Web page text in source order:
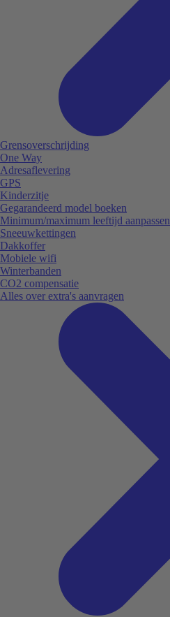
Grensoverschrijding
One Way
Adresaflevering
GPS
Kinderzitje
Gegarandeerd model boeken
Minimum/maximum leeftijd aanpassen
Sneeuwkettingen
Dakkoffer
Mobiele wifi
Winterbanden
CO2 compensatie
Alles over extra's aanvragen